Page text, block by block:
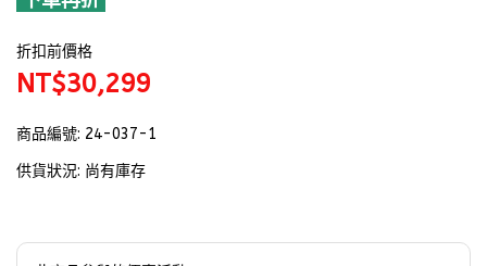
折扣前價格
NT$30,299
商品編號: 24-037-1
供貨狀況: 尚有庫存